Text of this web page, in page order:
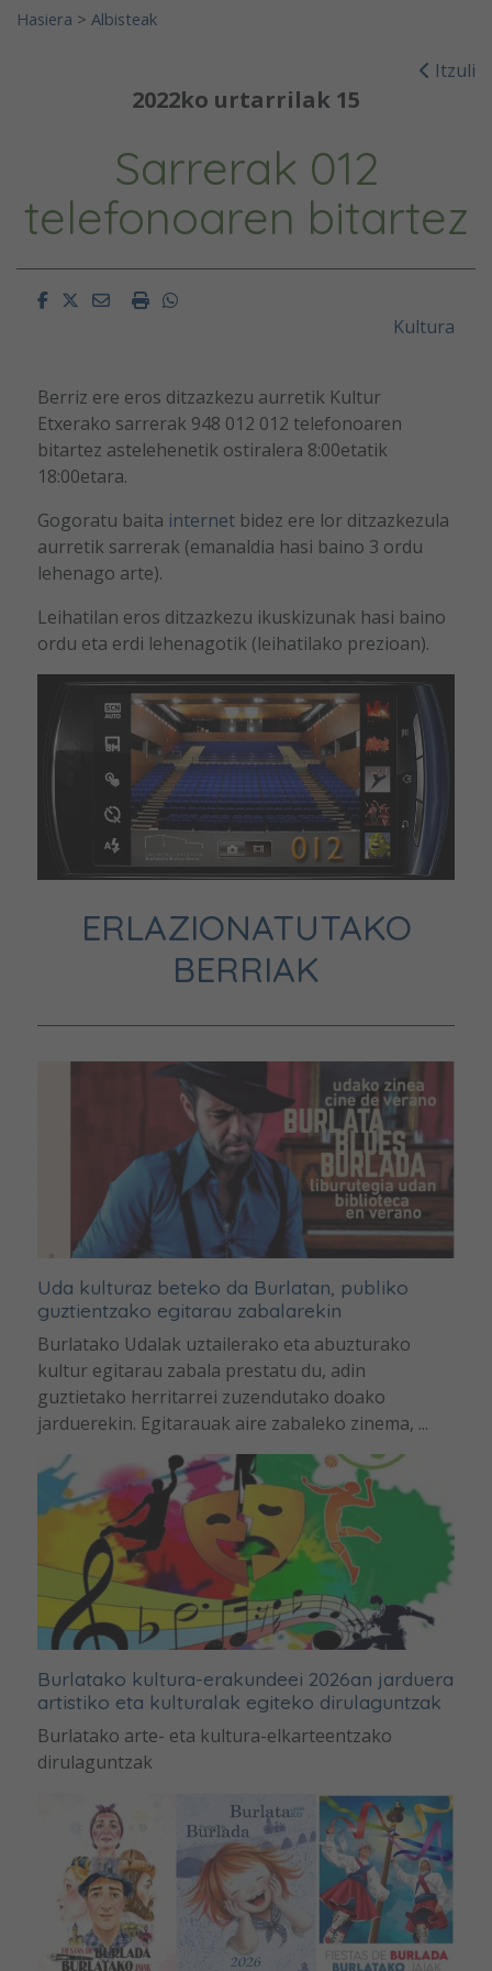
Hasiera > Albisteak
Itzuli
2022ko urtarrilak 15
Sarrerak 012
telefonoaren bitartez
FacebookTwitterEmailImprimirWhatsapp
Kultura
Berriz ere eros ditzazkezu aurretik Kultur
Etxerako sarrerak 948 012 012 telefonoaren
bitartez astelehenetik ostiralera 8:00etatik
18:00etara.
Gogoratu baita internetbidez ere lor ditzazkezula
aurretik sarrerak (emanaldia hasi baino 3 ordu
lehenago arte).
Leihatilan eros ditzazkezu ikuskizunak hasi baino
ordu eta erdi lehenagotik (leihatilako prezioan).
ERLAZIONATUTAKO
BERRIAK
Uda kulturaz beteko da Burlatan, publiko
guztientzako egitarau zabalarekin
Burlatako Udalak uztailerako eta abuzturako
kultur egitarau zabala prestatu du, adin
guztietako herritarrei zuzendutako doako
jarduerekin. Egitarauak aire zabaleko zinema, ...
Burlatako kultura-erakundeei 2026an jarduera
artistiko eta kulturalak egiteko dirulaguntzak
Burlatako arte- eta kultura-elkarteentzako
dirulaguntzak